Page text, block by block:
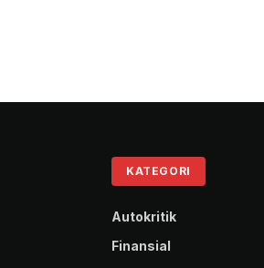
KATEGORI
Autokritik
Finansial